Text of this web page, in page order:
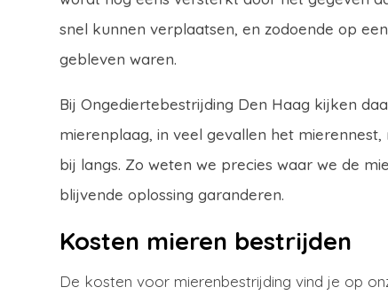
snel kunnen verplaatsen, en zodoende op
gebleven waren.
Bij Ongediertebestrijding Den Haag kijken
mierenplaag, in veel gevallen het
bij langs. Zo weten we precies waar we de
blijvende oplossing garanderen.
Kosten mieren bestrijden
De kosten voor mierenbestrijding vind je op